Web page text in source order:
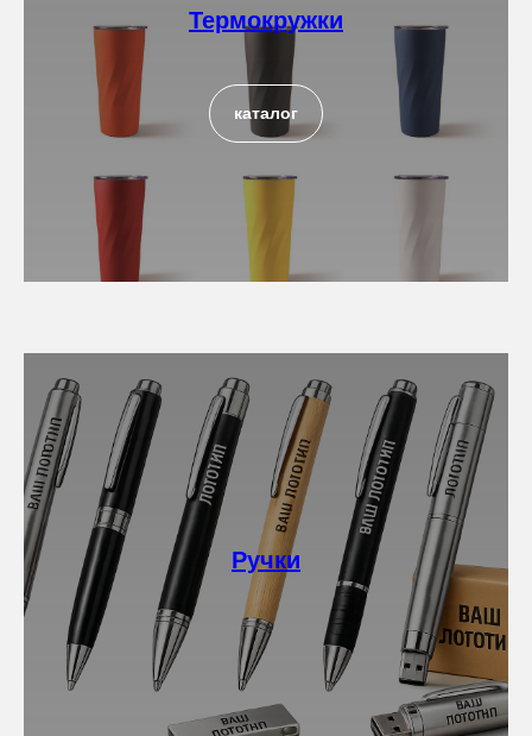
Термокружки
каталог
Ручки